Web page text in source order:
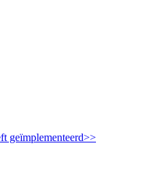
geïmplementeerd>>